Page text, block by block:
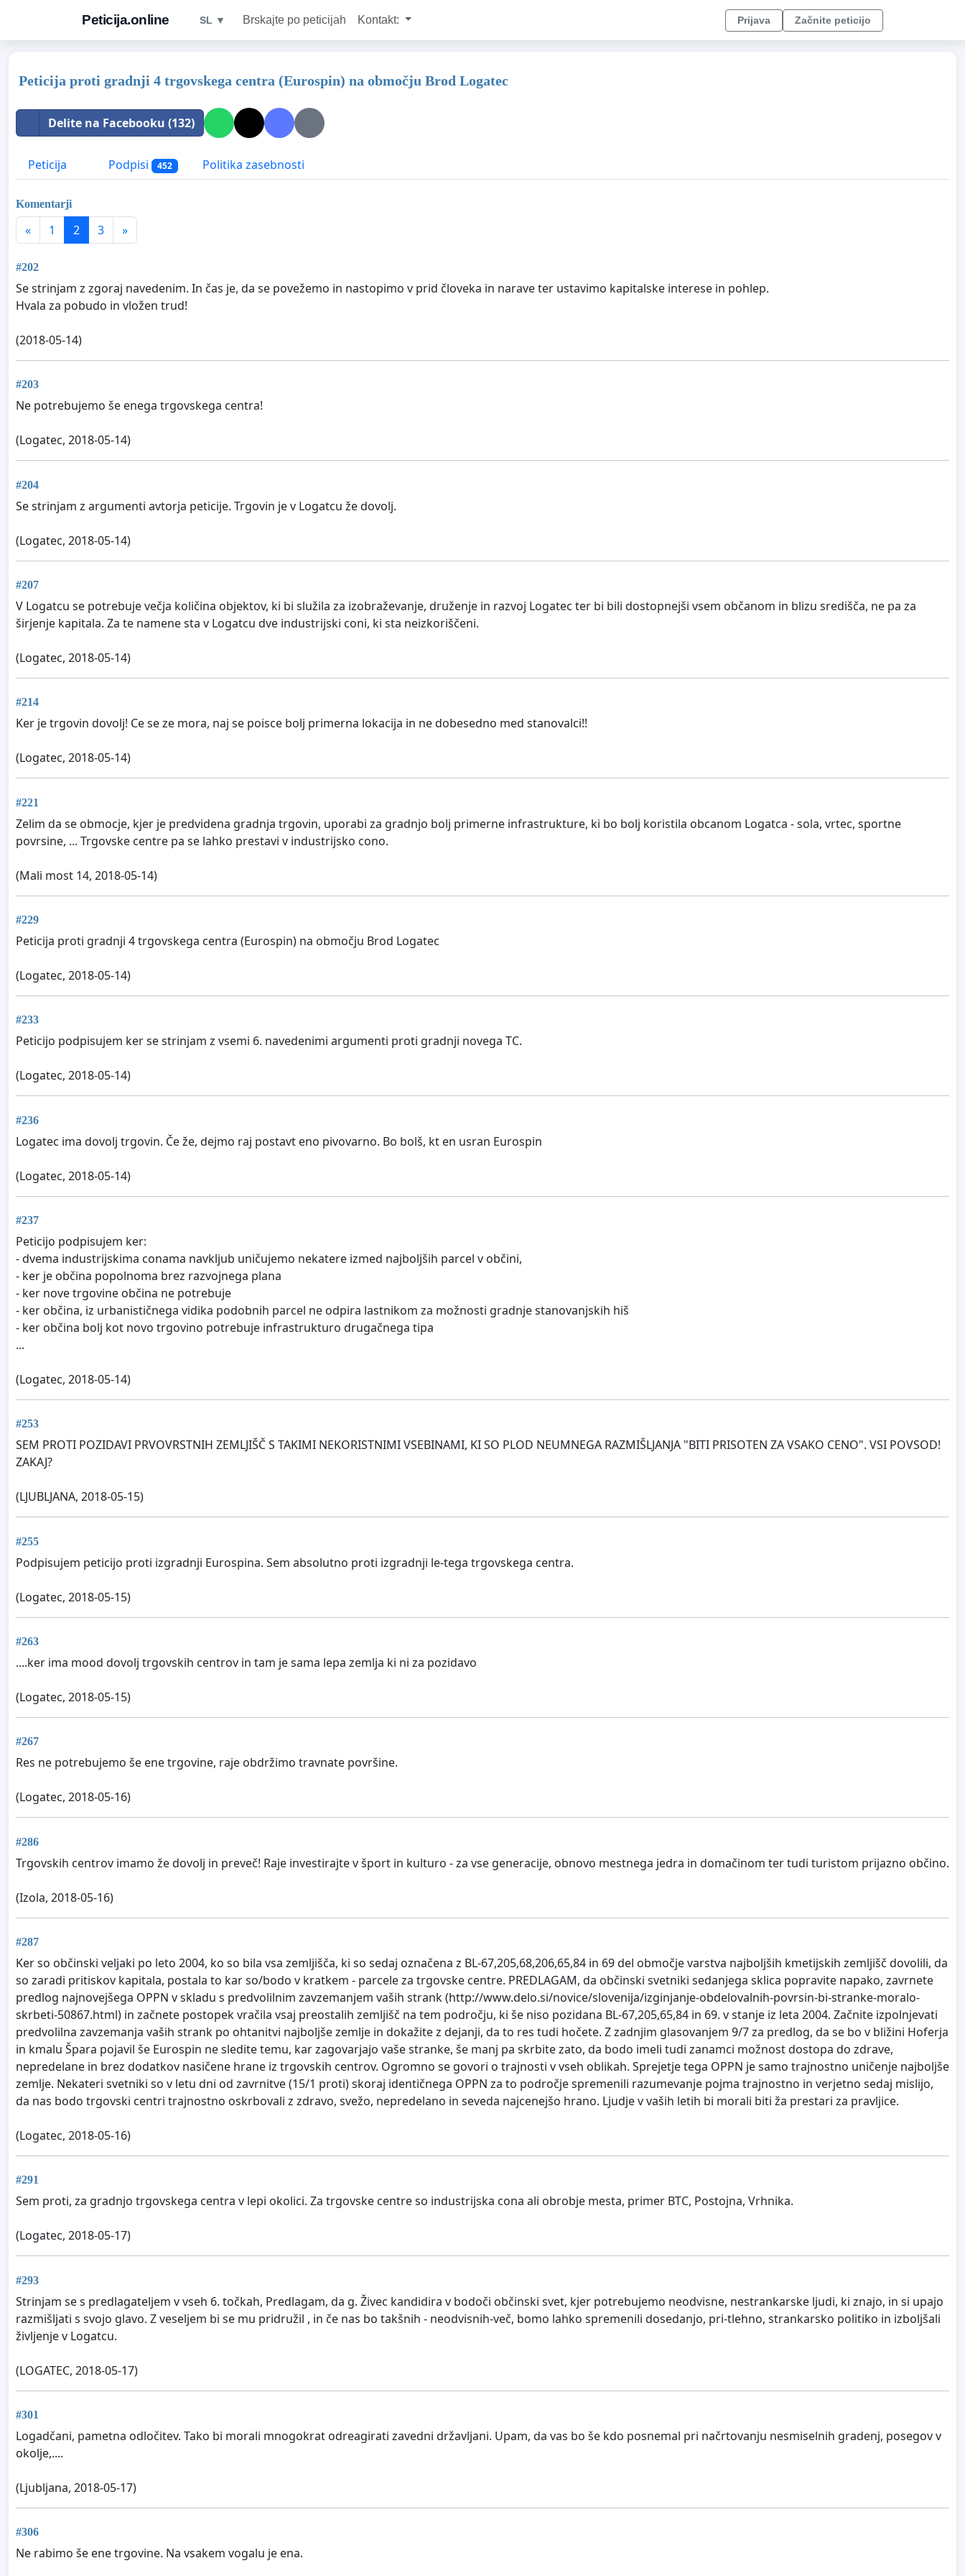
Peticija.online SL ▼ Brskajte po peticijah Kontakt: Prijava Začnite peticijo
Peticija proti gradnji 4 trgovskega centra (Eurospin) na območju Brod Logatec
Delite na Facebooku (132)
Peticija Podpisi 452 Politika zasebnosti
Komentarji
« 1 2 3 »
#202
Se strinjam z zgoraj navedenim. In čas je, da se povežemo in nastopimo v prid človeka in narave ter ustavimo kapitalske interese in pohlep.
Hvala za pobudo in vložen trud!
(2018-05-14)
#203
Ne potrebujemo še enega trgovskega centra!
(Logatec, 2018-05-14)
#204
Se strinjam z argumenti avtorja peticije. Trgovin je v Logatcu že dovolj.
(Logatec, 2018-05-14)
#207
V Logatcu se potrebuje večja količina objektov, ki bi služila za izobraževanje, druženje in razvoj Logatec ter bi bili dostopnejši vsem občanom in blizu središča, ne pa za
širjenje kapitala. Za te namene sta v Logatcu dve industrijski coni, ki sta neizkoriščeni.
(Logatec, 2018-05-14)
#214
Ker je trgovin dovolj! Ce se ze mora, naj se poisce bolj primerna lokacija in ne dobesedno med stanovalci!!
(Logatec, 2018-05-14)
#221
Zelim da se obmocje, kjer je predvidena gradnja trgovin, uporabi za gradnjo bolj primerne infrastrukture, ki bo bolj koristila obcanom Logatca - sola, vrtec, sportne
povrsine, ... Trgovske centre pa se lahko prestavi v industrijsko cono.
(Mali most 14, 2018-05-14)
#229
Peticija proti gradnji 4 trgovskega centra (Eurospin) na območju Brod Logatec
(Logatec, 2018-05-14)
#233
Peticijo podpisujem ker se strinjam z vsemi 6. navedenimi argumenti proti gradnji novega TC.
(Logatec, 2018-05-14)
#236
Logatec ima dovolj trgovin. Če že, dejmo raj postavt eno pivovarno. Bo bolš, kt en usran Eurospin
(Logatec, 2018-05-14)
#237
Peticijo podpisujem ker:
- dvema industrijskima conama navkljub uničujemo nekatere izmed najboljših parcel v občini,
- ker je občina popolnoma brez razvojnega plana
- ker nove trgovine občina ne potrebuje
- ker občina, iz urbanističnega vidika podobnih parcel ne odpira lastnikom za možnosti gradnje stanovanjskih hiš
- ker občina bolj kot novo trgovino potrebuje infrastrukturo drugačnega tipa
...
(Logatec, 2018-05-14)
#253
SEM PROTI POZIDAVI PRVOVRSTNIH ZEMLJIŠČ S TAKIMI NEKORISTNIMI VSEBINAMI, KI SO PLOD NEUMNEGA RAZMIŠLJANJA "BITI PRISOTEN ZA VSAKO CENO". VSI POVSOD!
ZAKAJ?
(LJUBLJANA, 2018-05-15)
#255
Podpisujem peticijo proti izgradnji Eurospina. Sem absolutno proti izgradnji le-tega trgovskega centra.
(Logatec, 2018-05-15)
#263
....ker ima mood dovolj trgovskih centrov in tam je sama lepa zemlja ki ni za pozidavo
(Logatec, 2018-05-15)
#267
Res ne potrebujemo še ene trgovine, raje obdržimo travnate površine.
(Logatec, 2018-05-16)
#286
Trgovskih centrov imamo že dovolj in preveč! Raje investirajte v šport in kulturo - za vse generacije, obnovo mestnega jedra in domačinom ter tudi turistom prijazno občino.
(Izola, 2018-05-16)
#287
Ker so občinski veljaki po leto 2004, ko so bila vsa zemljišča, ki so sedaj označena z BL-67,205,68,206,65,84 in 69 del območje varstva najboljših kmetijskih zemljišč dovolili, da
so zaradi pritiskov kapitala, postala to kar so/bodo v kratkem - parcele za trgovske centre. PREDLAGAM, da občinski svetniki sedanjega sklica popravite napako, zavrnete
predlog najnovejšega OPPN v skladu s predvolilnim zavzemanjem vaših strank (http://www.delo.si/novice/slovenija/izginjanje-obdelovalnih-povrsin-bi-stranke-moralo-
skrbeti-50867.html) in začnete postopek vračila vsaj preostalih zemljišč na tem področju, ki še niso pozidana BL-67,205,65,84 in 69. v stanje iz leta 2004. Začnite izpolnjevati
predvolilna zavzemanja vaših strank po ohtanitvi najboljše zemlje in dokažite z dejanji, da to res tudi hočete. Z zadnjim glasovanjem 9/7 za predlog, da se bo v bližini Hoferja
in kmalu Špara pojavil še Eurospin ne sledite temu, kar zagovarjajo vaše stranke, še manj pa skrbite zato, da bodo imeli tudi zanamci možnost dostopa do zdrave,
nepredelane in brez dodatkov nasičene hrane iz trgovskih centrov. Ogromno se govori o trajnosti v vseh oblikah. Sprejetje tega OPPN je samo trajnostno uničenje najboljše
zemlje. Nekateri svetniki so v letu dni od zavrnitve (15/1 proti) skoraj identičnega OPPN za to področje spremenili razumevanje pojma trajnostno in verjetno sedaj mislijo,
da nas bodo trgovski centri trajnostno oskrbovali z zdravo, svežo, nepredelano in seveda najcenejšo hrano. Ljudje v vaših letih bi morali biti ža prestari za pravljice.
(Logatec, 2018-05-16)
#291
Sem proti, za gradnjo trgovskega centra v lepi okolici. Za trgovske centre so industrijska cona ali obrobje mesta, primer BTC, Postojna, Vrhnika.
(Logatec, 2018-05-17)
#293
Strinjam se s predlagateljem v vseh 6. točkah, Predlagam, da g. Živec kandidira v bodoči občinski svet, kjer potrebujemo neodvisne, nestrankarske ljudi, ki znajo, in si upajo
razmišljati s svojo glavo. Z veseljem bi se mu pridružil , in če nas bo takšnih - neodvisnih-več, bomo lahko spremenili dosedanjo, pri-tlehno, strankarsko politiko in izboljšali
življenje v Logatcu.
(LOGATEC, 2018-05-17)
#301
Logadčani, pametna odločitev. Tako bi morali mnogokrat odreagirati zavedni državljani. Upam, da vas bo še kdo posnemal pri načrtovanju nesmiselnih gradenj, posegov v
okolje,....
(Ljubljana, 2018-05-17)
#306
Ne rabimo še ene trgovine. Na vsakem vogalu je ena.